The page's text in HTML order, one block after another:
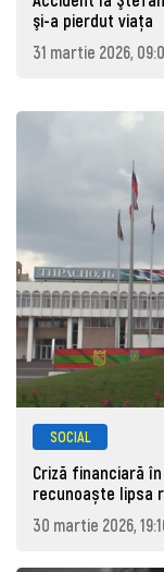
şi-a pierdut viaţa
31 martie 2026,
SOCIAL
Criză financiară
recunoaște lipsa
30 martie 2026,